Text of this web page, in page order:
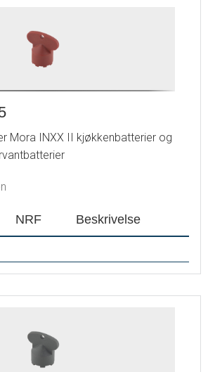
Mora INXX II kjøkkenbatterier og
NRF Beskrivelse